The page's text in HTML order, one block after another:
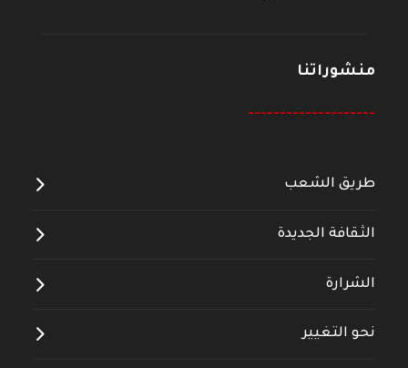
منشوراتنا
--------------------
طريق الشعب
الثقافة الجديدة
الشرارة
نحو التغيير